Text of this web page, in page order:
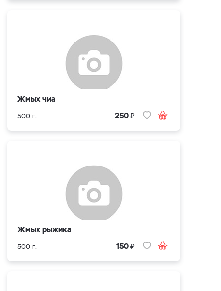
Жмых чиа
500 г. 250₽
Жмых рыжика
500 г. 150₽